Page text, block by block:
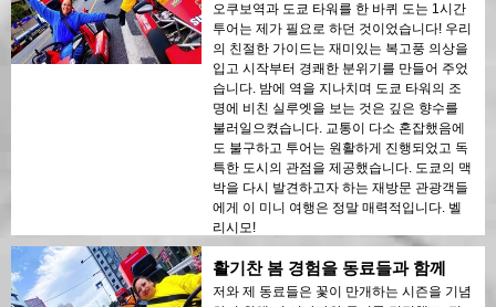
오쿠보역과 도쿄 타워를 한 바퀴 도는 1시간
투어는 제가 필요로 하던 것이었습니다! 우리
의 친절한 가이드는 재미있는 복고풍 의상을
입고 시작부터 경쾌한 분위기를 만들어 주었
습니다. 밤에 역을 지나치며 도쿄 타워의 조
명에 비친 실루엣을 보는 것은 깊은 향수를
불러일으켰습니다. 교통이 다소 혼잡했음에
도 불구하고 투어는 원활하게 진행되었고 독
특한 도시의 관점을 제공했습니다. 도쿄의 맥
박을 다시 발견하고자 하는 재방문 관광객들
에게 이 미니 여행은 정말 매력적입니다. 벨
리시모!
활기찬 봄 경험을 동료들과 함께
저와 제 동료들은 꽃이 만개하는 시즌을 기념